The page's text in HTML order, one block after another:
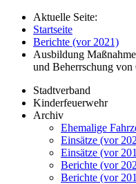
Aktuelle Seite:
Startseite
Berichte (vor 2021)
Ausbildung
und Beherrschung von
Stadtverband
Kinderfeuerwehr
Archiv
Ehemalige
Einsätze (vor
Einsätze (vor
Berichte (vor
Berichte (vor